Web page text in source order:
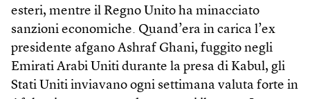
esteri, mentre il Regno Unito ha minacciato
sanzioni economiche. Quand’era in carica l’ex
presidente afgano Ashraf Ghani, fuggito negli
Emirati Arabi Uniti durante la presa di Kabul, gli
Stati Uniti inviavano ogni settimana valuta forte in